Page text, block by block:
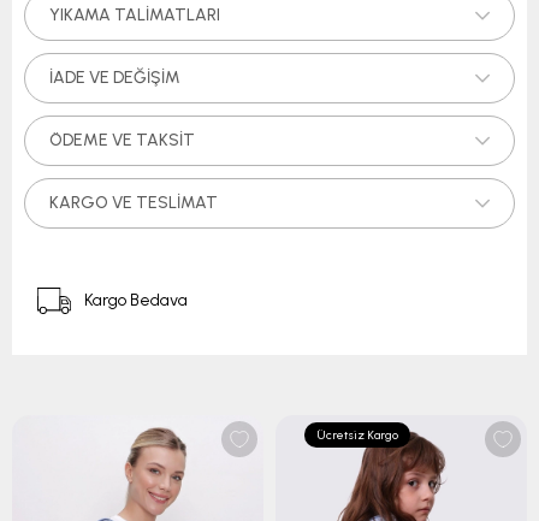
YIKAMA TALIMATLARI
İADE VE DEĞIŞIM
ÖDEME VE TAKSIT
KARGO VE TESLIMAT
Kargo Bedava
Ücretsiz Kargo